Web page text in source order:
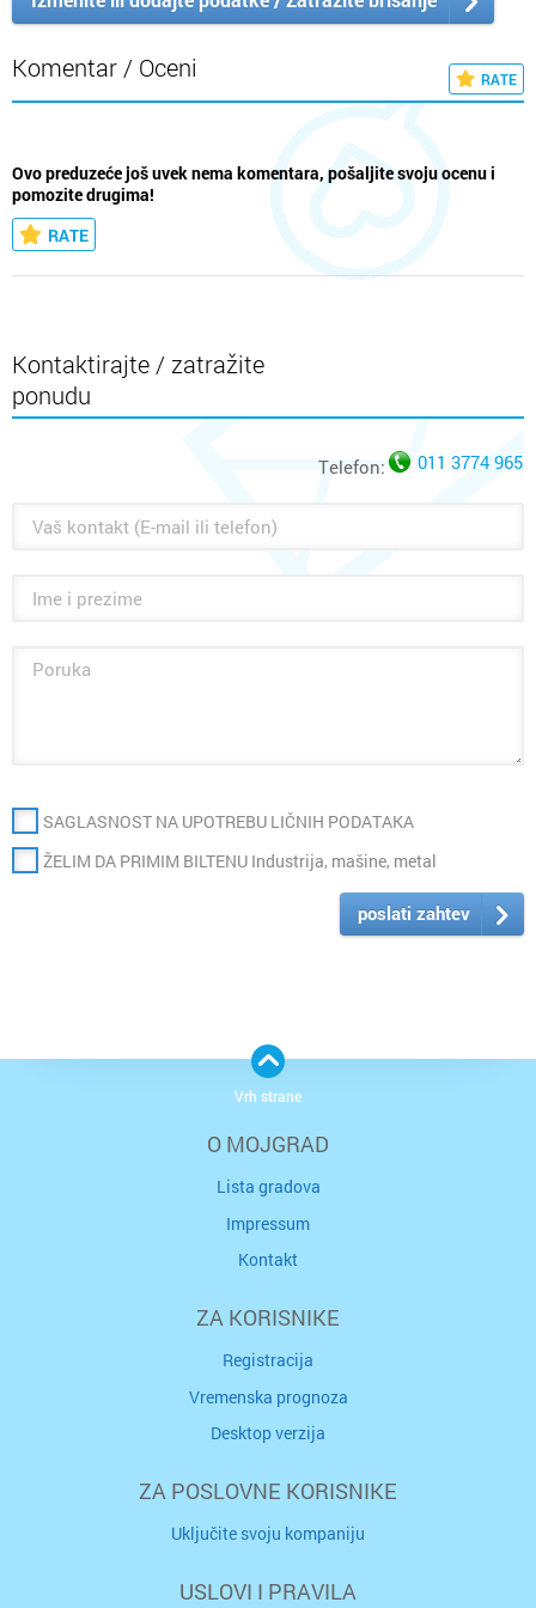
Komentar / Oceni RATE
Ovo preduzeće još uvek nema komentara, pošaljite svoju ocenu i
pomozite drugima!
RATE
Kontaktirajte / zatražite
ponudu
Telefon: 011 3774 965
SAGLASNOST NA UPOTREBU LIČNIH PODATAKA
ŽELIM DA PRIMIM BILTENU Industrija, mašine, metal
poslati zahtev
O MOJGRAD
Lista gradova
Impressum
Kontakt
ZA KORISNIKE
Registracija
Vremenska prognoza
Desktop verzija
ZA POSLOVNE KORISNIKE
Uključite svoju kompaniju
USLOVI I PRAVILA
Vrh strane